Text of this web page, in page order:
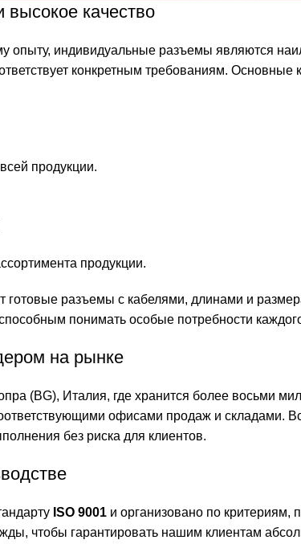
качество
опыту, индивидуальные разъемы являются
конкретным требованиям.
продукции.
продукции.
готовые разъемы с кабелями, длинами и
понимать особые потребности
на рынке
(BG), Италия, где хранится более восьми
офисами продаж и складами.
без риска для клиентов.
ISO 9001 и организовано по критериям,
чтобы гарантировать нашим клиентам